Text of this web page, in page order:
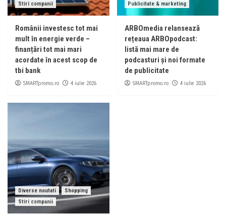
Stiri companii
Românii investesc tot mai
mult în energie verde –
finanțări tot mai mari
acordate în acest scop de
tbi bank
SMARTpromo.ro 4 iulie 2026
Publicitate & marketing
ARBOmedia relansează
rețeaua ARBOpodcast:
listă mai mare de
podcasturi și noi formate
de publicitate
SMARTpromo.ro 4 iulie 2026
Diverse noutati
Shopping
Stiri companii